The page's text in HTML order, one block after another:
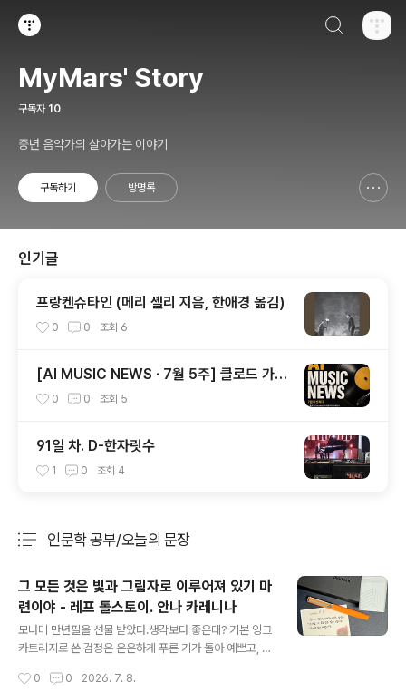
MyMars' Story
구독자 10
중년 음악가의 살아가는 이야기
구독하기 방명록
인기글
프랑켄슈타인 (메리 셸리 지음, 한애경 옮김)
0 0 조회 6
[AI MUSIC NEWS · 7월 5주] 클로드 가
사 소송부터 AI 음악 교육 열풍까지
0 0 조회 5
91일 차. D-한자릿수
1 0 조회 4
인문학 공부/오늘의 문장
그 모든 것은 빛과 그림자로 이루어져 있기 마
련이야 - 레프 톨스토이. 안나 카레니나
모나미 만년필을 선물 받았다.생각보다 좋은데? 기본 잉크
카트리지로 쓴 검정은 은은하게 푸른 기가 돌아 예쁘고, F
사 필사 노트의 속지인데, 안 열어 본 지 넘 오래되었다.집
0 0 2026. 7. 8.